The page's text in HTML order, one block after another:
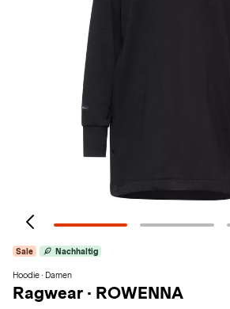
Sale Nachhaltig
Hoodie · Damen
Ragwear · ROWENNA